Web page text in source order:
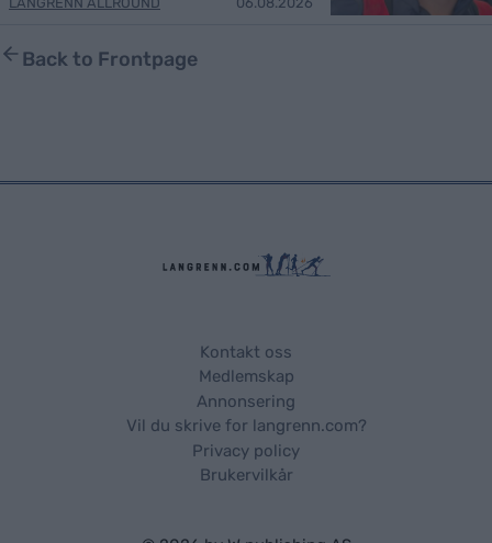
Back to Frontpage
Kontakt oss
Medlemskap
Annonsering
Vil du skrive for langrenn.com?
Privacy policy
Brukervilkår